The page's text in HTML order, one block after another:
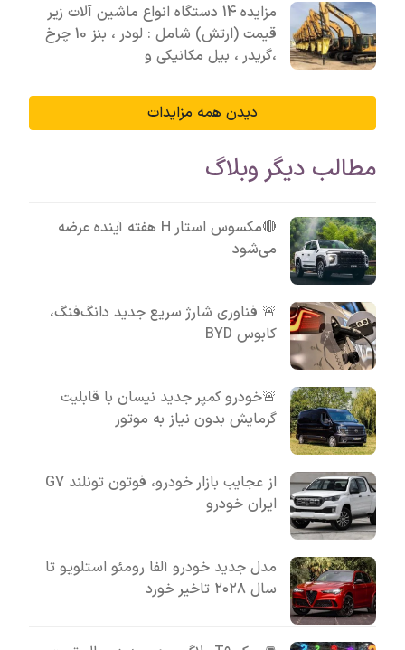
مزایده 14 دستگاه انواع ماشین آلات زیر
قیمت (ارتش) شامل : لودر ، بنز 10 چرخ
،گریدر ، بیل مکانیکی و
دیدن همه مزایدات
مطالب دیگر وبلاگ
🔴مکسوس استار H هفته آینده عرضه
می‌شود
🚨 فناوری شارژ سریع جدید دانگ‌فنگ،
کابوس BYD
🚨خودرو کمپر جدید نیسان با قابلیت
گرمایش بدون نیاز به موتور
از عجایب بازار خودرو، فوتون تونلند G7
ایران خودرو
مدل جدید خودرو آلفا رومئو استلویو تا
سال ۲۰۲۸ تاخیر خورد